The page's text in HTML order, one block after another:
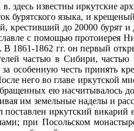
здесь известны иркутские
бурятского языка, и
крестивший до 20000 бурят
с помощью протоиерея
B 1861-1862 гг. он первый
частью в Сибири,
особенную честь принять
него во главе
ею насчитывалось
им земельные наделы и
поставлен иркутский
при Посольском